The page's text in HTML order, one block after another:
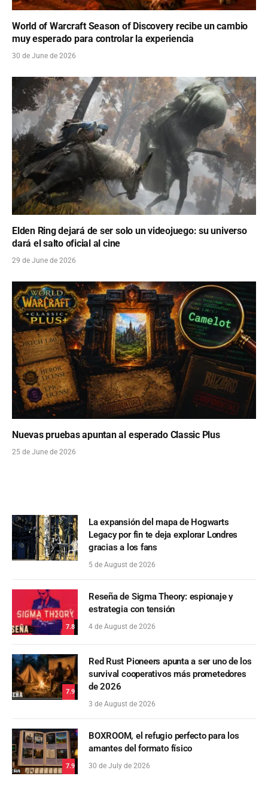
World of Warcraft Season of Discovery recibe un cambio
muy esperado para controlar la experiencia
30 de June de 2026
Elden Ring dejará de ser solo un videojuego: su universo
dará el salto oficial al cine
29 de June de 2026
Nuevas pruebas apuntan al esperado Classic Plus
25 de June de 2026
La expansión del mapa de Hogwarts
Legacy por fin te deja explorar Londres
gracias a los fans
5 de August de 2026
7.8
Reseña de Sigma Theory: espionaje y
estrategia con tensión
4 de August de 2026
7.9
Red Rust Pioneers apunta a ser uno de los
survival cooperativos más prometedores
de 2026
3 de August de 2026
7.9
BOXROOM, el refugio perfecto para los
amantes del formato físico
30 de July de 2026